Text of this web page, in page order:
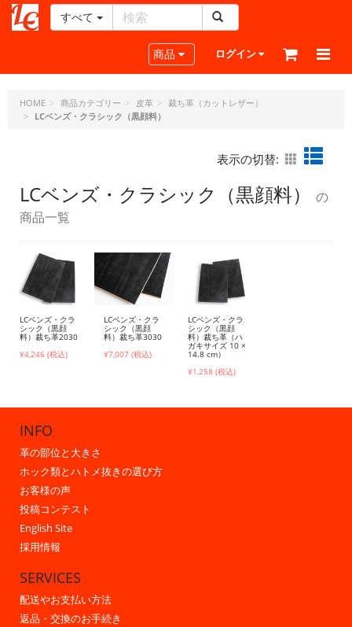
ー
ラ
フ
ト・
ジ
ェ
すべて
Toggle navigation
商品 ログイン
HOME 商品カテゴリー 皮革
裁ち革（カットレザー）
LCベンズ・クラシック（黒顔料）
表示の切替:
LCベンズ・クラシック（黒顔料）
の
商品一覧
LCベンズ・クラ
シック（黒顔
料）裁ち革2030
¥4,246 (税込)
LCベンズ・クラ
シック（黒顔
料）裁ち革3030
¥7,007 (税込)
LCベンズ・クラ
シック（黒顔
料）裁ち革（ハ
ガキサイズ 10 ×
14.8 cm）
¥1,258 (税込)
INFO
革の部位と大きさ
ホック類とハトメ抜きの選び方
お客様の声
投稿コンテスト
English Site
採用情報
SERVICES
配送やお支払い方法
返品・交換のお手続き